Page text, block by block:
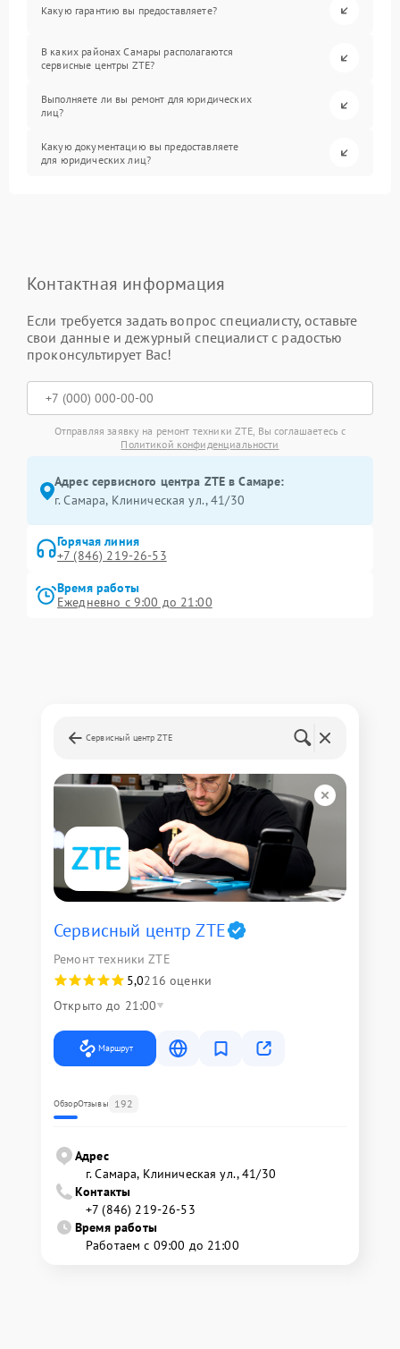
Какую гарантию вы предоставляете?
В каких районах Самары располагаются
сервисные центры ZTE?
Выполняете ли вы ремонт для юридических
лиц?
Какую документацию вы предоставляете
для юридических лиц?
Контактная информация
Если требуется задать вопрос специалисту, оставьте
свои данные и дежурный специалист с радостью
проконсультирует Вас!
Отправляя заявку на ремонт техники ZTE, Вы соглашаетесь с
Политикой конфиденциальности
Адрес сервисного центра ZTE в Самаре:
г. Самара, Клиническая ул., 41/30
Горячая линия
+7 (846) 219-26-53
Время работы
Ежедневно с 9:00 до 21:00
Сервисный центр ZTE
Сервисный центр ZTE
Ремонт техники ZTE
5,0216 оценки
Открыто до 21:00
Маршрут
ОбзорОтзывы 192
Адрес
г. Самара, Клиническая ул., 41/30
Контакты
+7 (846) 219-26-53
Время работы
Работаем с 09:00 до 21:00